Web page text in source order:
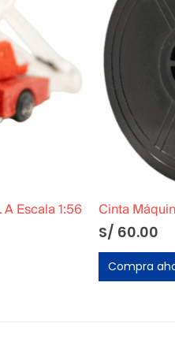
metros Tablero
S/90.00 S/
Compra